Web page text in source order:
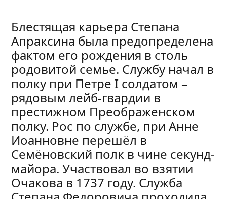
Блестящая карьера Степана
Апраксина была предопределена
фактом его рождения в столь
родовитой семье. Службу начал в
полку при Петре I солдатом –
рядовым лейб-гвардии в
престижном Преображенском
полку. Рос по службе, при Анне
Иоанновне перешёл в
Семёновский полк в чине секунд-
майора. Участвовал во взятии
Очакова в 1737 году. Служба